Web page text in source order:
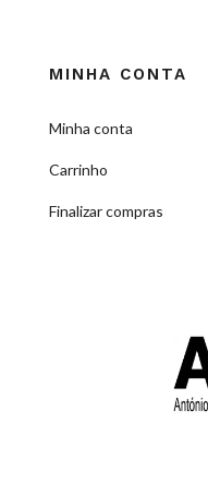
MINHA CONTA
Minha conta
Carrinho
Finalizar compras